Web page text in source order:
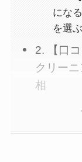
にな
を選
2. 【口
クリー
相